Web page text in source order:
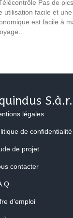
Pas de
facile et
est facile à
légales
de confidentialité
de projet
contacter
d'emploi